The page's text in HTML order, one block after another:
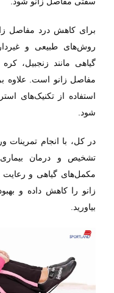
برای کاهش درد مفاصل
روش‌های طبیعی و
گیاهی مانند زنجبیل،
مفاصل زانو است. علاوه
استفاده از تکنیک‌های
شود.
در کل، با انجام
تشخیص و درمان
مکمل‌های گیاهی و رعایت
زانو را کاهش داده و
بیاورید.